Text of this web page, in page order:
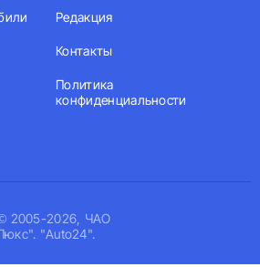
2005-2026, ЧАО
"Auto24".
Редакция
Контакты
Политика
конфиденциальности